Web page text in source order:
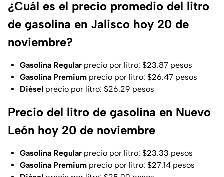
¿Cuál es el precio promedio del litro
de gasolina en Jalisco hoy 20 de
noviembre?
Gasolina Regular precio por litro: $23.87 pesos
Gasolina Premium precio por litro: $26.47 pesos
Diésel precio por litro: $26.29 pesos
Precio del litro de gasolina en Nuevo
León hoy 20 de noviembre
Gasolina Regular precio por litro: $23.33 pesos
Gasolina Premium precio por litro: $27.14 pesos